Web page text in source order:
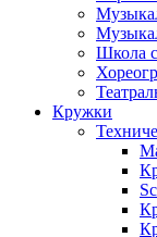
Школа
Кружки